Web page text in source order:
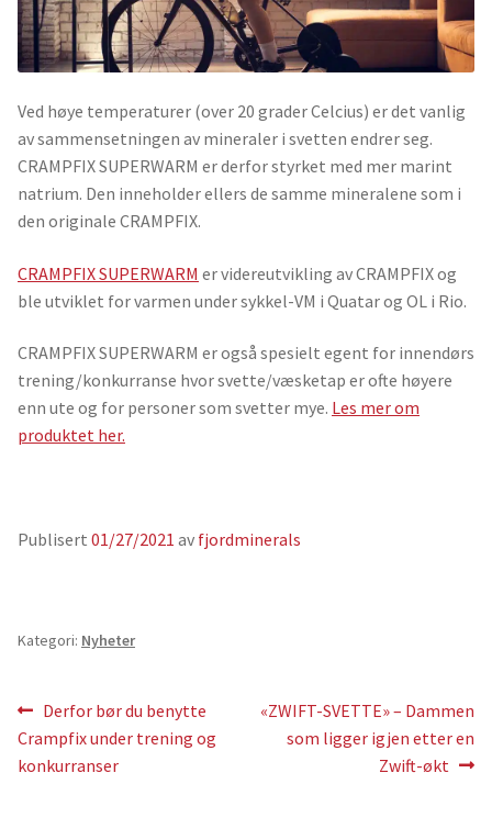
Ved høye temperaturer (over 20 grader Celcius) er det vanlig
av sammensetningen av mineraler i svetten endrer seg.
CRAMPFIX SUPERWARM er derfor styrket med mer marint
natrium. Den inneholder ellers de samme mineralene som i
den originale CRAMPFIX.
CRAMPFIX SUPERWARM er videreutvikling av CRAMPFIX og
ble utviklet for varmen under sykkel-VM i Quatar og OL i Rio.
CRAMPFIX SUPERWARM er også spesielt egent for innendørs
trening/konkurranse hvor svette/væsketap er ofte høyere
enn ute og for personer som svetter mye. Les mer om
produktet her.
Publisert 01/27/2021 av fjordminerals
Kategori: Nyheter
Innleggsnavigasjon
Forrige
innlegg:
Derfor bør du benytte
Crampfix under trening og
konkurranser
Neste
innlegg:
«ZWIFT-SVETTE» – Dammen
som ligger igjen etter en
Zwift-økt